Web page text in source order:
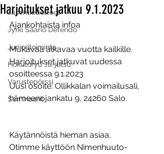
Jäsentiedotteet
Jyrki Saario Defendo
Junioritoiminta
Hokutoryu Ju-jutsu
Varustepörssi
Seminaarit
Harjoitukset jatkuu 9.1.2023
Ajankohtaista infoa
Mukavaa alkavaa vuotta kailkille.
Harjoitukset jatkuvat uudessa
osoitteessa 9.1.2023
Uusi osoite: Ollikkalan voimailusali,
hämeenojankatu 9, 24260 Salo.
Käytännöistä hieman asiaa,
Otimme käyttöön Nimenhuuto-